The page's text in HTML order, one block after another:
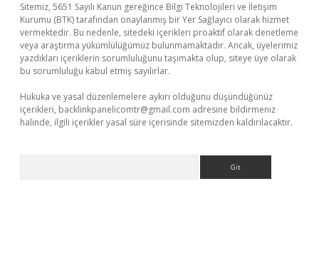
Sitemiz, 5651 Sayılı Kanun gereğince Bilgi Teknolojileri ve İletişim
Kurumu (BTK) tarafından onaylanmış bir Yer Sağlayıcı olarak hizmet
vermektedir. Bu nedenle, sitedeki içerikleri proaktif olarak denetleme
veya araştırma yükümlülüğümüz bulunmamaktadır. Ancak, üyelerimiz
yazdıkları içeriklerin sorumluluğunu taşımakta olup, siteye üye olarak
bu sorumluluğu kabul etmiş sayılırlar.
Hukuka ve yasal düzenlemelere aykırı olduğunu düşündüğünüz
içerikleri, backlinkpanelicomtr@gmail.com adresine bildirmeniz
halinde, ilgili içerikler yasal süre içerisinde sitemizden kaldırılacaktır.